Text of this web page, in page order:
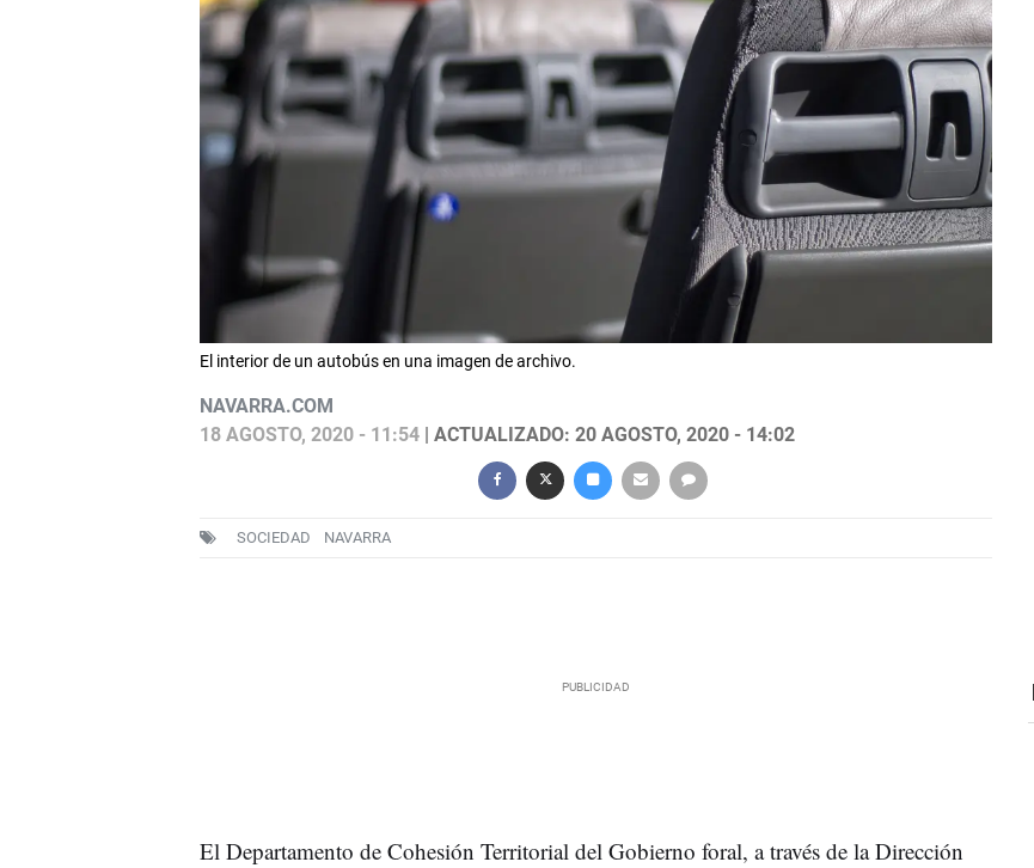
El interior de un autobús en una imagen de archivo.
NAVARRA.COM
18 AGOSTO, 2020 - 11:54| ACTUALIZADO: 20 AGOSTO, 2020 - 14:02
SOCIEDAD NAVARRA
El Departamento de Cohesión Territorial del Gobierno foral, a través de la Dirección